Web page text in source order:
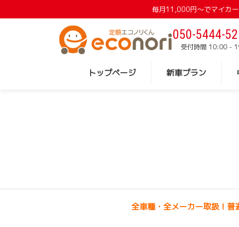
毎月11,000円〜でマイカ
050-5444-
受付時間 10:00 -
トップページ 新車プラン
全車種・全メーカー取扱！